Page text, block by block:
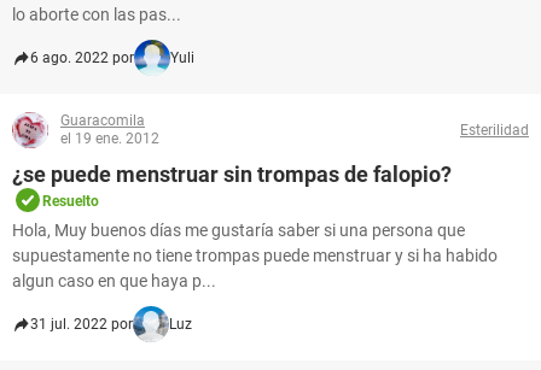
lo aborte con las pas...
6 ago. 2022 por Yuli
Guaracomila
el 19 ene. 2012
Esterilidad
¿se puede menstruar sin trompas de falopio?
Resuelto
Hola, Muy buenos días me gustaría saber si una persona que
supuestamente no tiene trompas puede menstruar y si ha habido
algun caso en que haya p...
31 jul. 2022 por Luz